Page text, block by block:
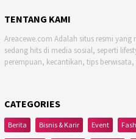
TENTANG KAMI
Areacewe.com Adalah situs resmi
sedang hits di media sosial, seperti
perempuan, kecantikan, tips
CATEGORIES
Berita Bisnis & Karir Event